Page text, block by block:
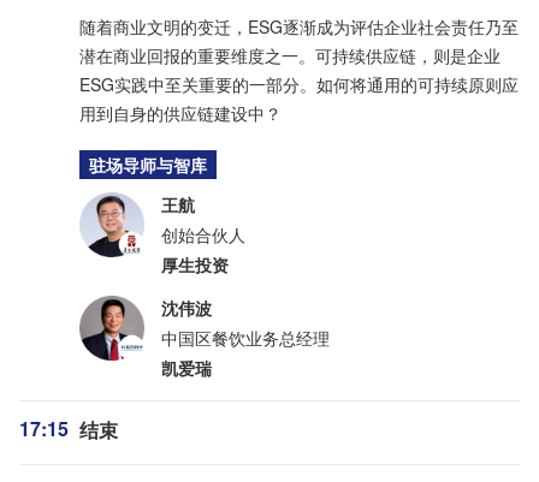
随着商业文明的变迁，ESG逐渐成为评估企业社会责任乃至
潜在商业回报的重要维度之一。可持续供应链，则是企业
ESG实践中至关重要的一部分。如何将通用的可持续原则应
用到自身的供应链建设中？
驻场导师与智库
王航
创始合伙人
厚生投资
沈伟波
中国区餐饮业务总经理
凯爱瑞
17:15 结束